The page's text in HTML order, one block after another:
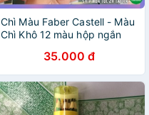
Chì Màu Faber Castell - Màu
Chì Khô 12 màu hộp ngắn
35.000 đ